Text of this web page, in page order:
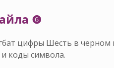
❻
цифры Шесть в черном
коды символа.